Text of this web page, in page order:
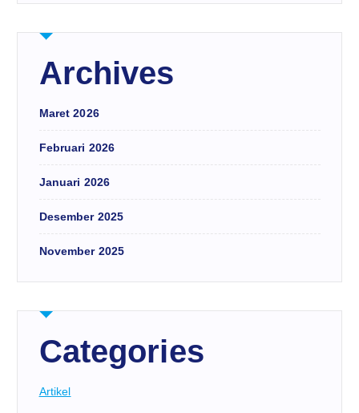
Archives
Maret 2026
Februari 2026
Januari 2026
Desember 2025
November 2025
Categories
Artikel